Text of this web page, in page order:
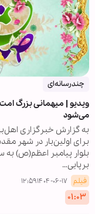
چندرسانه‌ای
ویدیو | میهمانی بزرگ
می‌شود
به گزارش خبرگزاری
بلوار پیامبر اعظم(ص)
برپایی…
فیلم ۱۴۰۴-۰۶-۱۷ ۱۲:۵۹
۰۱:۰۳